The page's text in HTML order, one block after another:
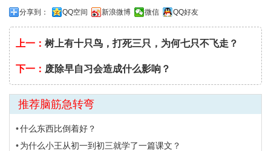
分享到： QQ空间 新浪微博 微信 QQ好友
上一： 树上有十只鸟，打死三只，为何七只不飞走？
下一： 废除早自习会造成什么影响？
推荐脑筋急转弯
什么东西比倒着好？
为什么小王从初一到初三就学了一篇课文？